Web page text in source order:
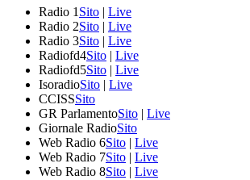
Radio 1 Sito | Live
Radio 2Sito | Live
Radio 3Sito | Live
Radiofd4Sito | Live
Radiofd5Sito | Live
IsoradioSito | Live
CCISSSito
GR ParlamentoSito | Live
Giornale RadioSito
Web Radio 6Sito | Live
Web Radio 7Sito | Live
Web Radio 8Sito | Live